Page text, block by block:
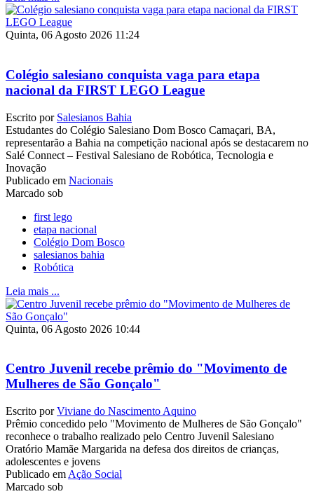
Quinta, 06 Agosto 2026 11:24
Colégio salesiano conquista vaga para etapa
nacional da FIRST LEGO League
Escrito por Salesianos Bahia
Estudantes do Colégio Salesiano Dom Bosco Camaçari, BA,
representarão a Bahia na competição nacional após se destacarem no
Salé Connect – Festival Salesiano de Robótica, Tecnologia e
Inovação
Publicado em Nacionais
Marcado sob
first lego
etapa nacional
Colégio Dom Bosco
salesianos bahia
Robótica
Leia mais ...
Quinta, 06 Agosto 2026 10:44
Centro Juvenil recebe prêmio do "Movimento de
Mulheres de São Gonçalo"
Escrito porViviane do Nascimento Aquino
Prêmio concedido pelo "Movimento de Mulheres de São Gonçalo"
reconhece o trabalho realizado pelo Centro Juvenil Salesiano
Oratório Mamãe Margarida na defesa dos direitos de crianças,
adolescentes e jovens
Publicado em Ação Social
Marcado sob